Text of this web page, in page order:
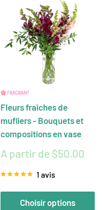
Fleurs fraîches de
mufliers - Bouquets et
compositions en vase
Prix
réduit
A partir de $50.00
1 avis
Choisir options